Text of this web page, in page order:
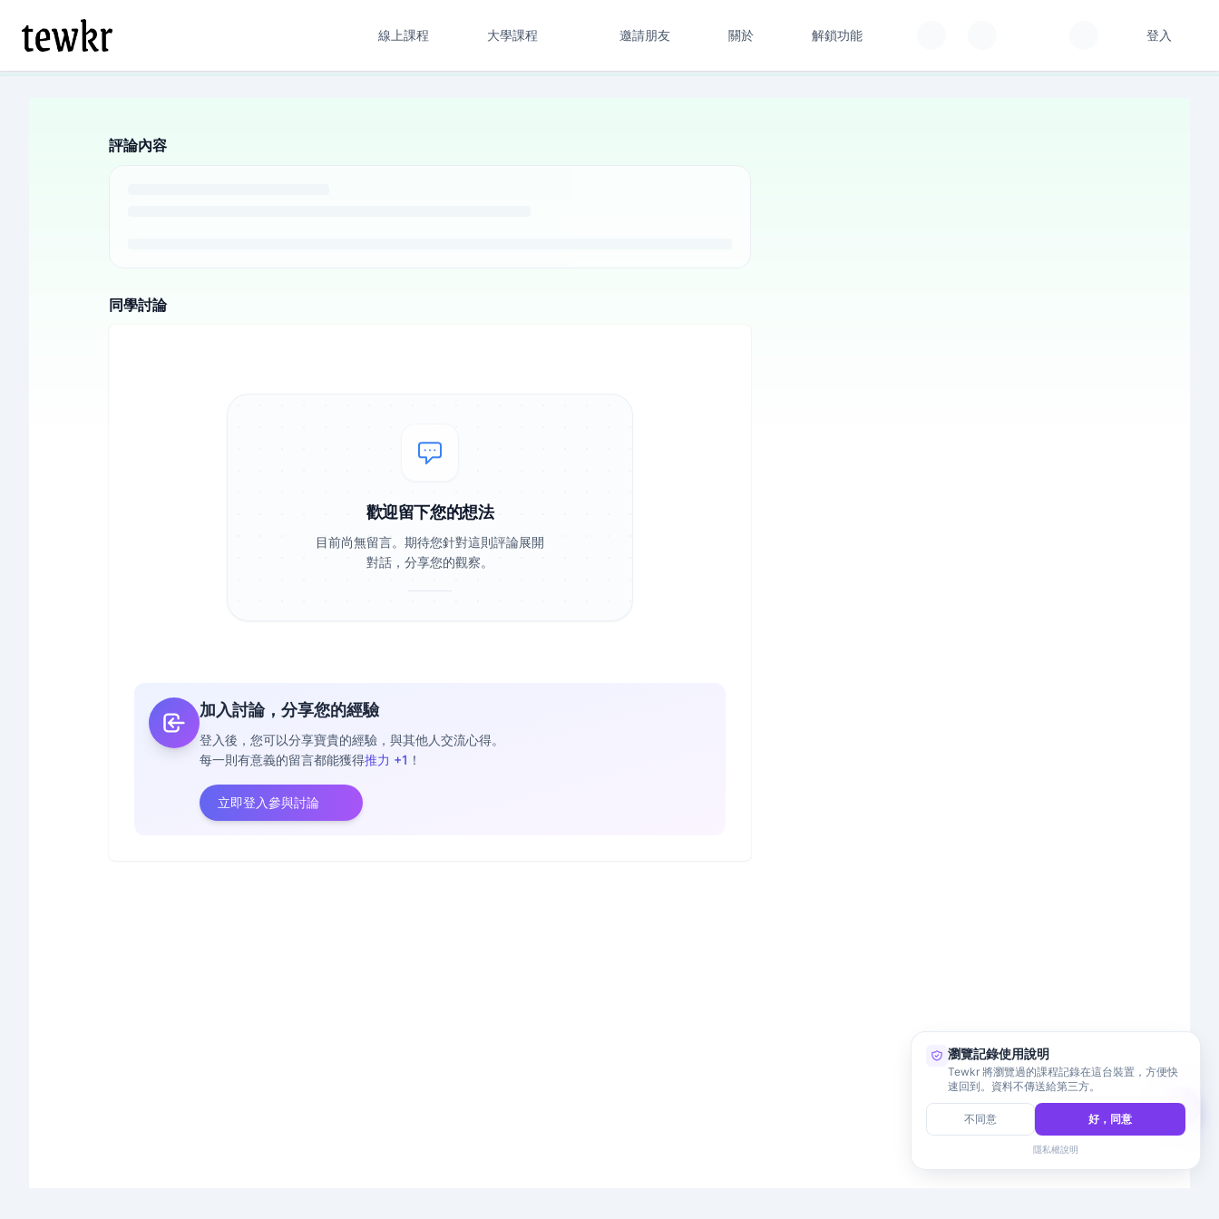
線上課程 大學課程 邀請朋友 關於 解鎖功能 登入
評論內容
同學討論
歡迎留下您的想法
目前尚無留言。期待您針對這則評論展開
對話，分享您的觀察。
加入討論，分享您的經驗
登入後，您可以分享寶貴的經驗，與其他人交流心得。
每一則有意義的留言都能獲得推力 +1 ！
立即登入參與討論
瀏覽記錄使用說明
Tewkr 將瀏覽過的課程記錄在這台裝置，方便快
速回到。資料不傳送給第三方。
不同意 好，同意
隱私權說明